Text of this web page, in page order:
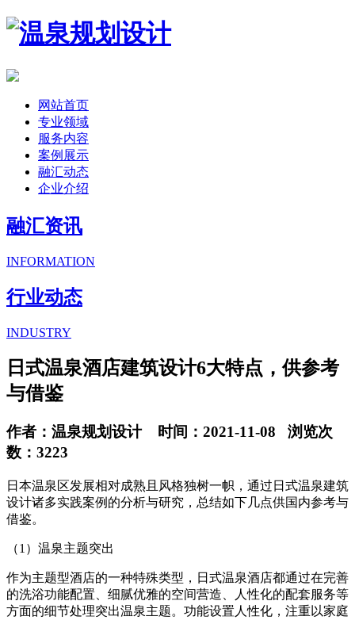
网站首页
专业领域
服务内容
案例展示
融汇动态
企业介绍
融汇资讯
INFORMATION
行业动态
INDUSTRY
日式温泉酒店建筑设计6大特点，供参考
与借鉴
作者：温泉规划设计 时间：2021-11-08 浏览次
数：3223
日本温泉区发展相对成熟且风格独树一帜，通过日式温泉建筑
设计诸多实践案例的分析与研究，总结如下几点供国内参考与
借鉴。
（1）温泉主题突出
作为主题型酒店的一种特殊类型，日式温泉酒店都通过在完善
的洗浴功能配置、细腻优雅的空间营造、人性化的配套服务等
方面的细节处理突出温泉主题。功能设置人性化，注重以家庭